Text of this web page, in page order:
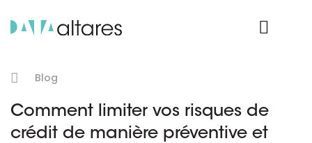
Blog
Comment limiter vos risques de
crédit de manière préventive et